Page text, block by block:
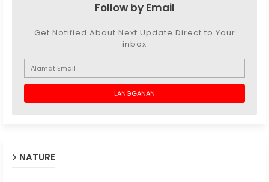
Follow by Email
Get Notified About Next Update Direct to Your
inbox
NATURE